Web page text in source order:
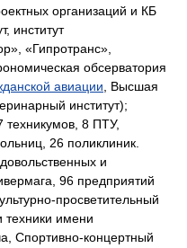
организаций и КБ
институт
«Гипротранс»,
обсерватория
авиации , Высшая
институт);
8 ПТУ,
26 поликлиник.
и
96 предприятий
просветительный
имени
Спортивно-концертный